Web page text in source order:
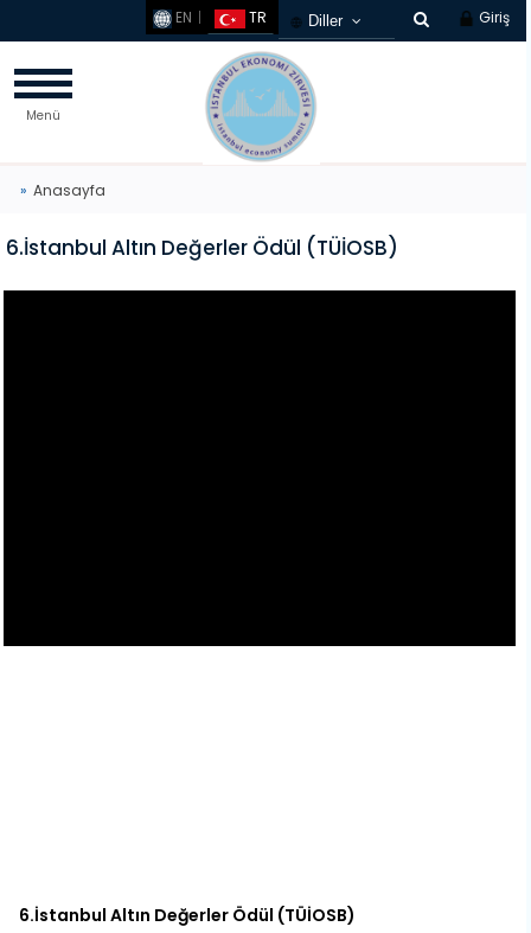
Giriş
Diller
French
Russian
Korean
Spanish
EN TR
Menü
Anasayfa
6.İstanbul Altın Değerler Ödül (TÜİOSB)
6.İstanbul Altın Değerler Ödül (TÜİOSB)